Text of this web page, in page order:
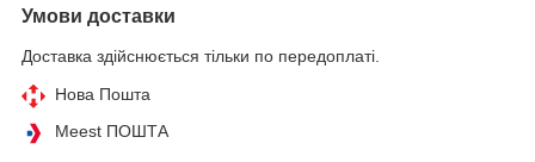
Умови доставки
Доставка здійснюється тільки по передоплаті.
Нова Пошта
Meest ПОШТА